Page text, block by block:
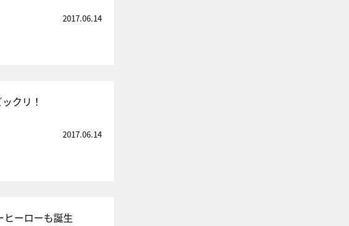
2017.06.14
クリ！
2017.06.14
ヒーローも誕生